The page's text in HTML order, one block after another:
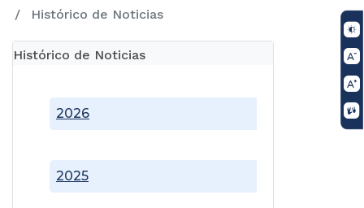
Histórico de Noticias
Histórico de Noticias
2025
2026